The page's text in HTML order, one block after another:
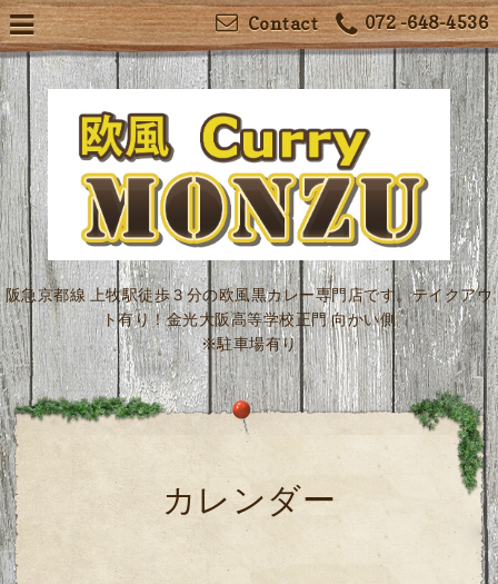
072 -648-4536
Contact
阪急京都線 上牧駅徒歩３分の欧風黒カレー専門店です。テイクアウ
ト有り！金光大阪高等学校正門 向かい側
※駐車場有り
カレンダー